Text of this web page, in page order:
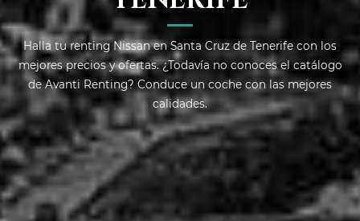
Halla tu renting Nissan en Santa Cruz de Tenerife con los
mejores precios y ofertas. ¿Todavía no conoces el catálogo
de Avanti Renting? Conduce un coche con las mejores
calidades.